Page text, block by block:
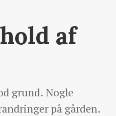
af
grund. Nogle
på gården.